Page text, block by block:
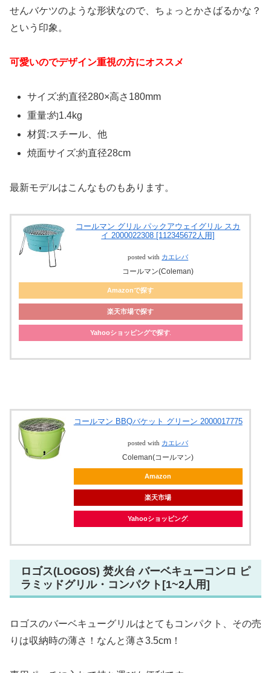
せんバケツのような形状なので、ちょっとかさばるかな？
という印象。
可愛いのでデザイン重視の方にオススメ
サイズ:約直径280×高さ180mm
重量:約1.4kg
材質:スチール、他
焼面サイズ:約直径28cm
最新モデルはこんなものもあります。
コールマン グリル パックアウェイグリル スカ
イ 2000022308 [112345672人用]
posted with カエレバ
コールマン(Coleman)
Amazonで探す
楽天市場で探す
Yahooショッピングで探す
コールマン BBQバケット グリーン 2000017775
posted with カエレバ
Coleman(コールマン)
Amazon
楽天市場
Yahooショッピング
ロゴス(LOGOS) 焚火台 バーベキューコンロ ピ
ラミッドグリル・コンパクト[1~2人用]
ロゴスのバーベキューグリルはとてもコンパクト、その売
りは収納時の薄さ！なんと薄さ3.5cm！